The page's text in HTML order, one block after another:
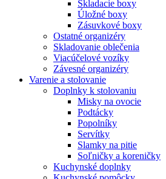
Skladacie boxy
Úložné boxy
Zásuvkové boxy
Ostatné organizéry
Skladovanie oblečenia
Viacúčelové vozíky
Závesné organizéry
Varenie a stolovanie
Doplnky k stolovaniu
Misky na ovocie
Podtácky
Popolníky
Servítky
Slamky na pitie
Soľničky a koreničky
Kuchynské doplnky